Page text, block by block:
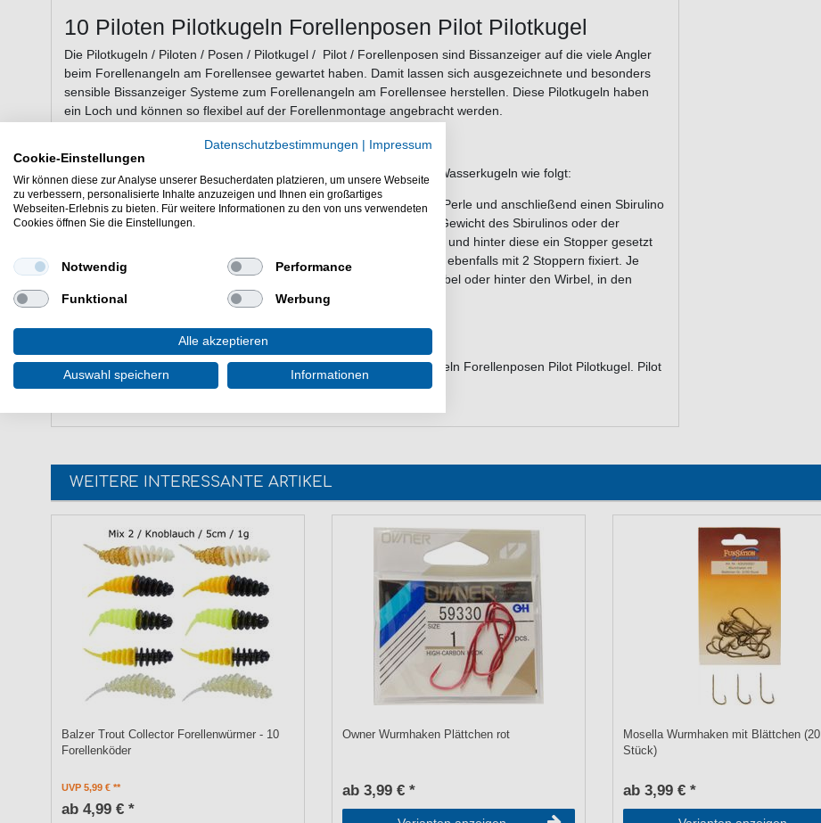
10 Piloten Pilotkugeln Forellenposen Pilot Pilotkugel
Die Pilotkugeln / Piloten / Posen / Pilotkugel / Pilot / Forellenposen sind Bissanzeiger auf die viele Angler
beim Forellenangeln am Forellensee gewartet haben. Damit lassen sich ausgezeichnete und besonders
sensible Bissanzeiger Systeme zum Forellenangeln am Forellensee herstellen. Diese Pilotkugeln haben
ein Loch und können so flexibel auf der Forellenmontage angebracht werden.
Beispielsweise in Kombination mit Spirolino / Sbirulino Posen oder Wasserkugeln wie folgt:
Auf die Hauptschnur fädelt man zunächst einen Stopper dann eine Perle und anschließend einen Sbirulino
oder eine Wasserkugel. Danach kommt eine Gummiperle, um das Gewicht des Sbirulinos oder der
Wasserkugel abzufedern. Dann eine Pilotkugel auffädeln, wobei vor und hinter diese ein Stopper gesetzt
wird. Eventuell kommt etwas weiter vorn noch eine kleine Pilotkugel ebenfalls mit 2 Stoppern fixiert. Je
nach gewünschter Wassertiefe kommen die Pilotkugeln vor den Wirbel oder hinter den Wirbel, in den
letztendlich das Forellenvorfach eingehängt wird.
Forellenangeln am Forellensee geht am besten mit Piloten Pilotkugeln Forellenposen Pilot Pilotkugel. Pilot
für Forellenmontagen beim Angeln auf Forelle.
WEITERE INTERESSANTE ARTIKEL
Balzer Trout Collector Forellenwürmer - 10
Forellenköder
UVP 5,99 €
ab 4,99 € *
Owner Wurmhaken Plättchen rot
ab 3,99 € *
Mosella Wurmhaken mit Blättchen (20
Stück)
ab 3,99 € *
Datenschutzbestimmungen
Impressum
Cookie-Einstellungen
Wir können diese zur Analyse unserer Besucherdaten platzieren, um unsere Webseite
zu verbessern, personalisierte Inhalte anzuzeigen und Ihnen ein großartiges
Webseiten-Erlebnis zu bieten. Für weitere Informationen zu den von uns verwendeten
Cookies öffnen Sie die Einstellungen.
Notwendig Performance
Funktional Werbung
Alle akzeptieren
Auswahl speichern Informationen